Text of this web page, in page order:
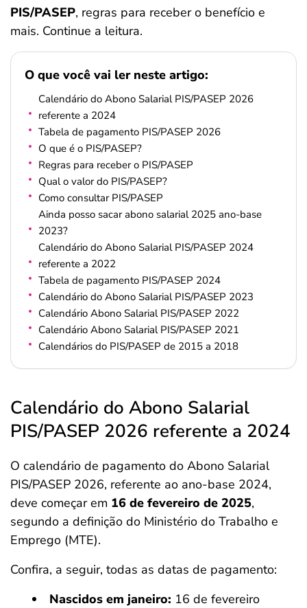
PIS/PASEP, regras para receber o benefício e
mais. Continue a leitura.
O que você vai ler neste artigo:
Calendário do Abono Salarial PIS/PASEP 2026
referente a 2024
Tabela de pagamento PIS/PASEP 2026
O que é o PIS/PASEP?
Regras para receber o PIS/PASEP
Qual o valor do PIS/PASEP?
Como consultar PIS/PASEP
Ainda posso sacar abono salarial 2025 ano-base
2023?
Calendário do Abono Salarial PIS/PASEP 2024
referente a 2022
Tabela de pagamento PIS/PASEP 2024
Calendário do Abono Salarial PIS/PASEP 2023
Calendário Abono Salarial PIS/PASEP 2022
Calendário Abono Salarial PIS/PASEP 2021
Calendários do PIS/PASEP de 2015 a 2018
Calendário do Abono Salarial
PIS/PASEP 2026 referente a 2024
O calendário de pagamento do Abono Salarial
PIS/PASEP 2026, referente ao ano-base 2024,
deve começar em 16 de fevereiro de 2025,
segundo a definição do Ministério do Trabalho e
Emprego (MTE).
Confira, a seguir, todas as datas de pagamento:
Nascidos em janeiro: 16 de fevereiro